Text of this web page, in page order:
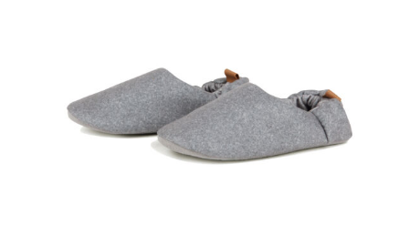
Bloemen en planten
Horeca